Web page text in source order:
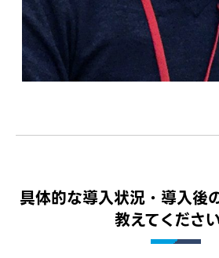
具体的な導入状況・導入後
教えてください